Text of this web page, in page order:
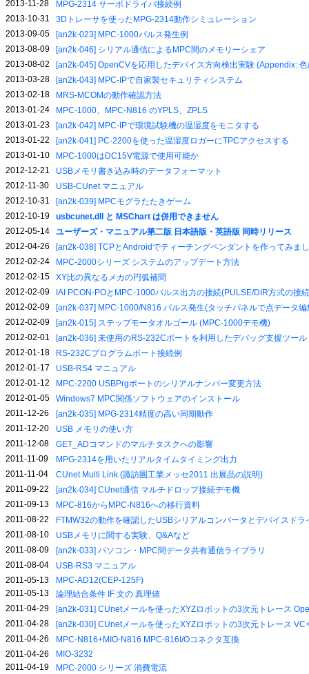
2013-11-28
MPG-2314 サーボドライバ接続例
2013-10-31
3Dトレーサを使ったMPG-2314動作シミュレーション
2013-09-05
[an2k-023] MPC-1000パルス発生例
2013-08-09
[an2k-046] シリアル通信によるMPC間のメモリーシェア
2013-08-02
[an2k-045] OpenCVを応用したデバイス方向検出実験 (Appendix:
2013-03-28
[an2k-043] MPC-IPで自家製セキュリティシステム
2013-02-18
MRS-MCOMの動作確認方法
2013-01-24
MPC-1000、MPC-N816 のYPLS、ZPLS
2013-01-23
[an2k-042] MPC-IPで環境試験機の温湿度をモニタする
2013-01-22
[an2k-041] PC-2200を使った温湿度ロガーにTPCアクセスする
2013-01-10
MPC-1000はDC15V電源で使用可能か
2012-12-21
USBメモリ書き込み時のデータフォーマット
2012-11-30
USB-CUnet マニュアル
2012-10-31
[an2k-039] MPCモグラたたきゲーム
2012-10-19
usbcunet.dll と MSChart は併用できません
2012-05-14
ユーザーズ・マニュアル第二版 日本語版・英語版 同時リリース
2012-04-26
[an2k-038] TCPとAndroidでティーチングペンダントを作ってみま
2012-02-24
MPC-2000シリーズ システムのアップデート方法
2012-02-15
XY比の異なるメカの円弧補間
2012-02-09
IAI PCON-POとMPC-1000パルス出力の接続(PULSE/DIR方式の接
2012-02-09
[an2k-037] MPC-1000/N816 パルス発生(タッチパネルで点データ
2012-02-09
[an2k-015] ステップモータオルゴール (MPC-1000デモ機)
2012-02-01
[an2k-036] 未使用のRS-232Cポートを利用したデバッグ支援ツール
2012-01-18
RS-232Cプログラムポート接続例
2012-01-17
USB-RS4 マニュアル
2012-01-12
MPC-2200 USBPrgポートのシリアルナンバー変更方法
2012-01-05
Windows7 MPC関係ソフトウェアのインストール
2011-12-26
[an2k-035] MPG-2314精度の高い同期動作
2011-12-20
USB メモリの使い方
2011-12-08
GET_ADコマンドのマルチタスクへの影響
2011-11-09
MPG-2314を用いたリアルタイムタイミング出力
2011-11-04
CUnet Multi Link (諏訪圏工業メッセ2011 出展品の説明)
2011-09-22
[an2k-034] CUnet通信 マルチドロップ接続デモ機
2011-09-13
MPC-816からMPC-N816への移行資料
2011-08-22
FTMW32の動作を確認したUSBシリアルコンバータとデバイスドラ
2011-08-10
USBメモリに関する実験、Q&Aなど
2011-08-09
[an2k-033] パソコン・MPC間データ共有通信ライブラリ
2011-08-04
USB-RS3 マニュアル
2011-05-13
MPC-AD12(CEP-125F)
2011-05-13
論理結合条件 IF 文の 真理値
2011-04-29
[an2k-031] CUnetメールを使ったXYZロボットの3次元トレース
2011-04-28
[an2k-030] CUnetメールを使ったXYZロボットの3次元トレース
2011-04-26
MPC-N816+MIO-N816 MPC-816I/Oコネクタ互換
2011-04-26
MIO-3232
2011-04-19
MPC-2000 シリーズ 消費電流